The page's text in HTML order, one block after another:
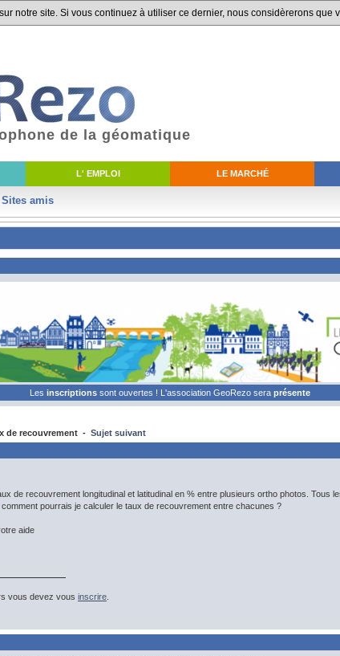
notre site. Si vous continuez à utiliser ce dernier, nous considèrerons que
L' EMPLOI LE MARCHÉ
Sites amis
de la géomatique
Les inscriptions sont ouvertes ! L'association GeoRezo sera présente
de recouvrement - Sujet suivant
de recouvrement longitudinal et latitudinal en % entre plusieurs ortho photos. Tous
pourrais je calculer le taux de recouvrement entre chacunes ?
aide
vous devez vous inscrire